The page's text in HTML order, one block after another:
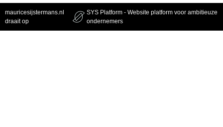
mauricesijstermans.nl
draait op
SYS Platform - Website platform voor ambitieuze
ondernemers